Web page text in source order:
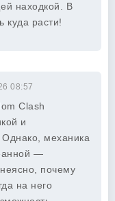
находкой. В
куда расти!
08:57
Clash
и
механика
—
почему
на него